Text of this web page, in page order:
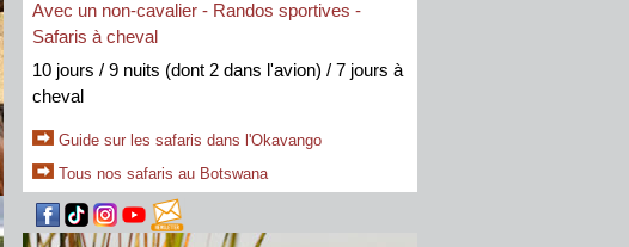
Avec un non-cavalier - Randos sportives -
Safaris à cheval
10 jours / 9 nuits (dont 2 dans l'avion) / 7 jours à
cheval
Guide sur les safaris dans l'Okavango
Tous nos safaris au Botswana